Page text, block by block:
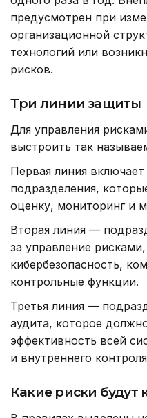
предусмотрен при
организационной
технологий или
рисков.
Три линии защиты
Для управления
выстроить так
Первая линия
подразделения,
оценку, мониторинг и
Вторая линия —
за управление
кибербезопасность,
контрольные функции.
Третья линия —
аудита, которое
эффективность всей
и внутреннего
Какие риски будут